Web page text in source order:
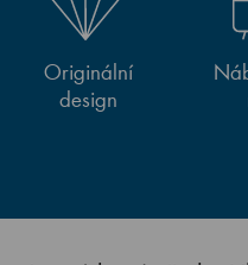
Originální
design